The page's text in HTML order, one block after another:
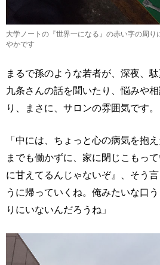
大学ノートの『世界一になる』の赤い字の周り
やかです
まるで孫のような若者が、深夜、
九条さんの話を聞いたり、悩みや
り、まさに、サロンの雰囲気です。
「中には、ちょっと心の病気を抱
までも働かずに、家に閉じこもっ
に甘えてるんじゃないぞ』、そう
うに帰っていくね。俺みたいな口
りにいないんだろうね」